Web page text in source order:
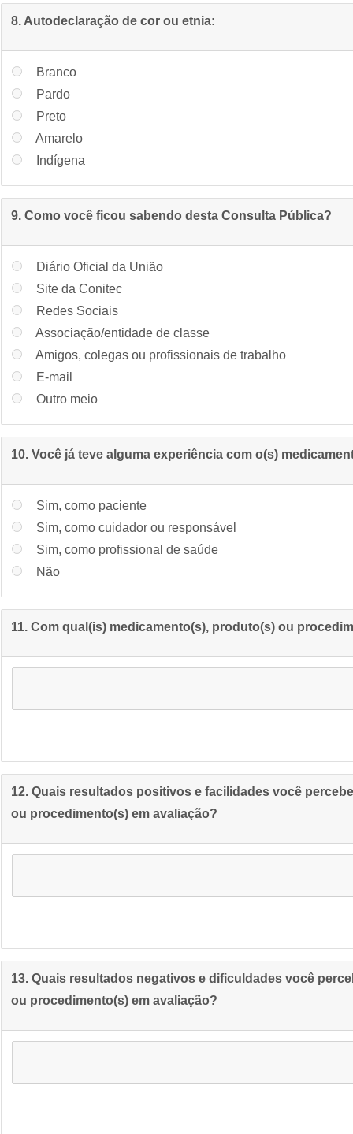
8. Autodeclaração de cor ou etnia:
Branco
Pardo
Preto
Amarelo
Indígena
9. Como você ficou sabendo desta Consulta Pública?
Diário Oficial da União
Site da Conitec
Redes Sociais
Associação/entidade de classe
Amigos, colegas ou profissionais de trabalho
E-mail
Outro meio
10. Você já teve alguma experiência com o(s)
Sim, como paciente
Sim, como cuidador ou responsável
Sim, como profissional de saúde
Não
11. Com qual(is) medicamento(s), produto(s) ou
12. Quais resultados positivos e facilidades você
ou procedimento(s) em avaliação?
13. Quais resultados negativos e dificuldades você
ou procedimento(s) em avaliação?